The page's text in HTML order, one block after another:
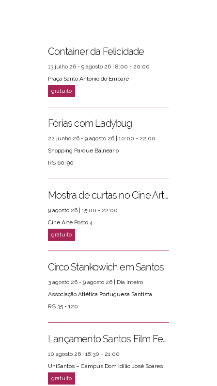
PRÓXIMOS EVENTOS
Container da Felicidade
13 julho 26 - 9 agosto 26 | 8:00 - 20:00
Praça Santo Antônio do Embaré
Férias com Ladybug
22 junho 26 - 9 agosto 26 | 10:00 - 22:00
Shopping Parque Balneário
R$ 60-90
Mostra de curtas no Cine Arte Posto 4
9 agosto 26 | 15:00 - 22:00
Cine Arte Posto 4
Circo Stankowich em Santos
3 agosto 26 - 9 agosto 26 | Dia inteiro
Associação Atlética Portuguesa Santista
R$ 35 - 120
Lançamento Santos Film Fest
10 agosto 26 | 18:30 - 21:00
UniSantos – Campus Dom Idílio José Soares